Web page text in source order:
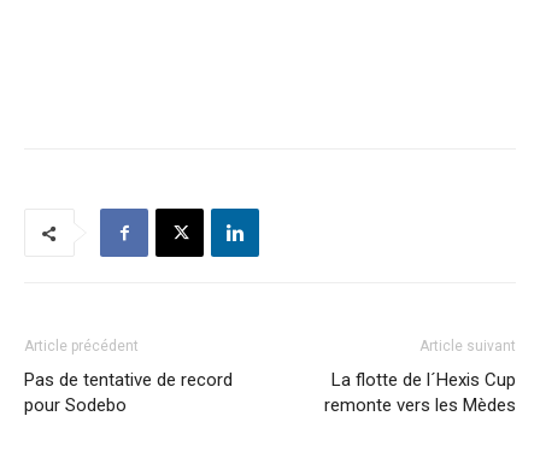
Article précédent
Pas de tentative de record
pour Sodebo
Article suivant
La flotte de l´Hexis Cup
remonte vers les Mèdes